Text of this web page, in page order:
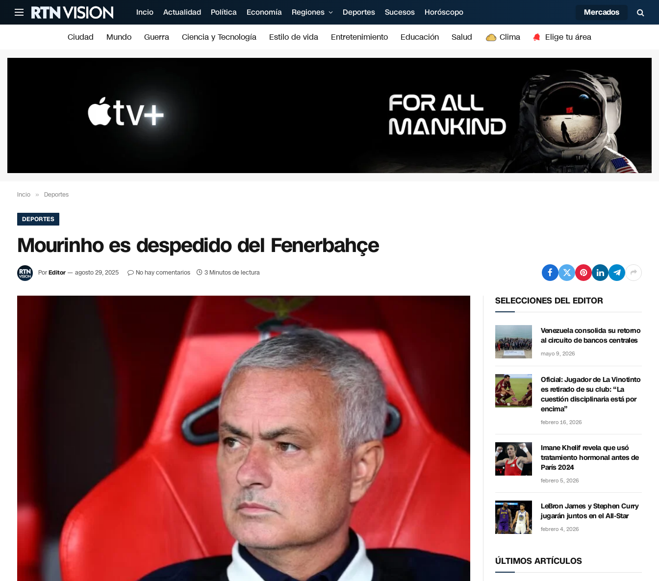
Incio Actualidad Política Economía Regiones Deportes Sucesos Horóscopo Mercados
Ciudad Mundo Guerra Ciencia y Tecnología Estilo de vida Entretenimiento Educación Salud Clima Elige tu área
Incio » Deportes
DEPORTES
Mourinho es despedido del Fenerbahçe
PorEditor agosto 29, 2025 No hay comentarios 3 Minutos de lectura
SELECCIONES DEL EDITOR
Venezuela consolida su retorno
al circuito de bancos centrales
mayo 9, 2026
Oficial: Jugador de La Vinotinto
es retirado de su club: “La
cuestión disciplinaria está por
encima”
febrero 16, 2026
Imane Khelif revela que usó
tratamiento hormonal antes de
París 2024
febrero 5, 2026
LeBron James y Stephen Curry
jugarán juntos en el All-Star
febrero 4, 2026
ÚLTIMOS ARTÍCULOS